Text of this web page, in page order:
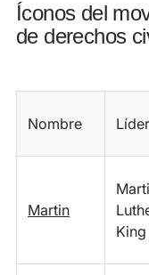
Íconos del
de derechos
Nombre Líder
Martin